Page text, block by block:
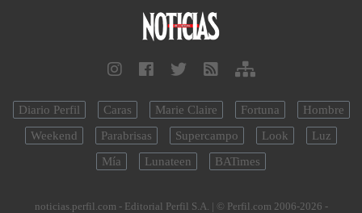
Diario Perfil Caras Marie Claire Fortuna
Hombre
Weekend
Parabrisas Supercampo Look
Luz
Mía
Lunateen BATimes
noticias.perfil.com - Editorial Perfil S.A. | © Perfil.com 2006-2026 -